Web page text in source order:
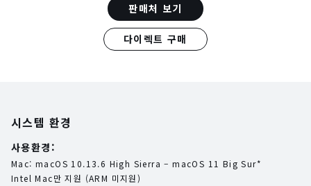
판매처 보기
다이렉트 구매
시스템 환경
사용환경:
Mac: macOS 10.13.6 High Sierra – macOS 11 Big Sur*
Intel Mac만 지원 (ARM 미지원)